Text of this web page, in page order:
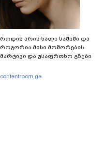
როდის არის ხალი საშიში და
როგორია მისი მოშორების
მარტივი და უსაფრთხო გზები
contentroom.ge